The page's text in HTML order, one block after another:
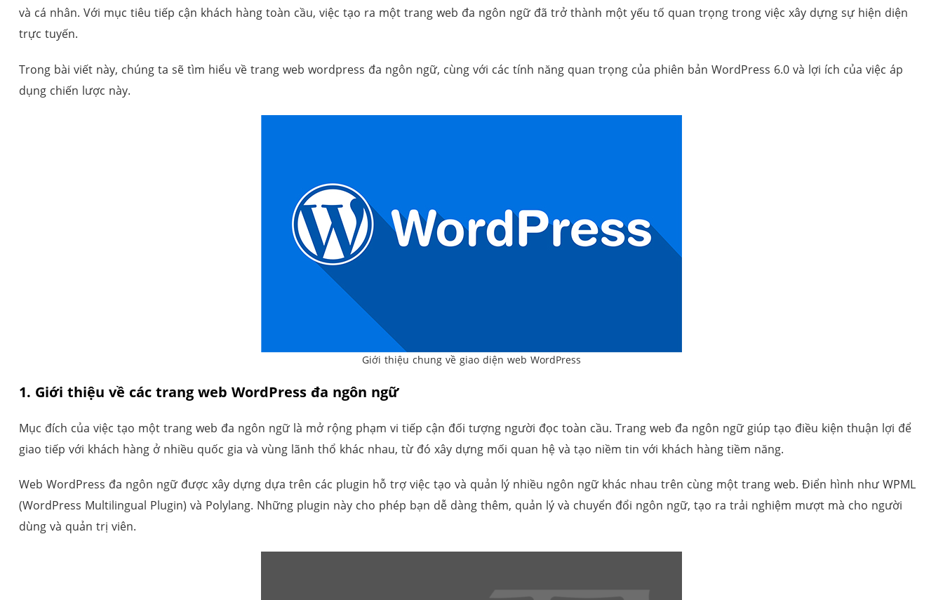
và cá nhân. Với mục tiêu tiếp cận khách hàng toàn cầu, việc tạo ra một trang web đa ngôn ngữ đã trở thành một yếu tố quan trọng trong việc xây dựng sự hiện diện
trực tuyến.
Trong bài viết này, chúng ta sẽ tìm hiểu về trang web wordpress đa ngôn ngữ, cùng với các tính năng quan trọng của phiên bản WordPress 6.0 và lợi ích của việc áp
dụng chiến lược này.
Giới thiệu chung về giao diện web WordPress
1. Giới thiệu về các trang web WordPress đa ngôn ngữ
Mục đích của việc tạo một trang web đa ngôn ngữ là mở rộng phạm vi tiếp cận đối tượng người đọc toàn cầu. Trang web đa ngôn ngữ giúp tạo điều kiện thuận lợi để
giao tiếp với khách hàng ở nhiều quốc gia và vùng lãnh thổ khác nhau, từ đó xây dựng mối quan hệ và tạo niềm tin với khách hàng tiềm năng.
Web WordPress đa ngôn ngữ được xây dựng dựa trên các plugin hỗ trợ việc tạo và quản lý nhiều ngôn ngữ khác nhau trên cùng một trang web. Điển hình như WPML
(WordPress Multilingual Plugin) và Polylang. Những plugin này cho phép bạn dễ dàng thêm, quản lý và chuyển đổi ngôn ngữ, tạo ra trải nghiệm mượt mà cho người
dùng và quản trị viên.